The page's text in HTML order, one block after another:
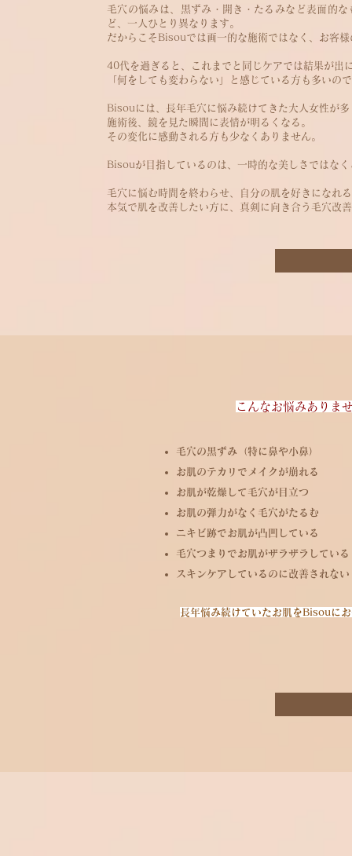
毛穴の悩みは、黒ずみ・開き・たるみなど表面的
ど、一人ひとり異なります。
だからこそBisouでは画一的な施術ではなく、
お客
40代を過ぎると、これまでと同じケアでは結果が出
「何をしても変わらない」と感じている方も多いの
Bisouには、長年毛穴に悩み続けてきた大人女性が
施術後、鏡を見た瞬間に表情が明るくなる。
その変化に感動される方も少なくありません。
Bisouが目指しているのは、一時的な美しさではなく
毛穴に悩む時間を終わらせ、自分の肌を好きになれ
本気で肌を改善したい方に、真剣に向き合う毛穴改
こんなお悩みありま
毛穴の黒ずみ（特に鼻や小鼻）
お肌のテカリでメイクが崩れる
お肌が乾燥して毛穴が目立つ
お肌の弾力がなく毛穴がたるむ
ニキビ跡でお肌が凸凹している
毛穴つまりでお肌がザラザラしている
​スキンケアしているのに改善されない
長年悩み続けていたお肌をBisouに